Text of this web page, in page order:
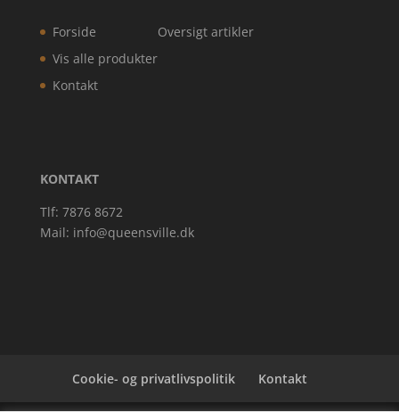
Forside
Vis alle produkter
Kontakt
Oversigt artikler
KONTAKT
Tlf: 7876 8672
Mail: info@queensville.dk
Cookie- og privatlivspolitik Kontakt